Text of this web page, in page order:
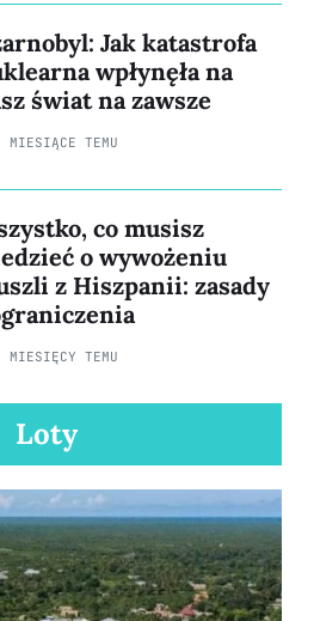
Jak katastrofa
wpłynęła na
świat na zawsze
MIESIĄCE TEMU
co musisz
o wywożeniu
z Hiszpanii: zasady
MIESIĘCY TEMU
Loty